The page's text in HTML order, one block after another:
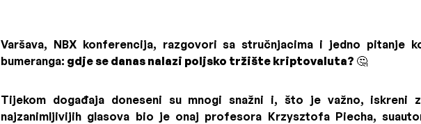
Varšava, NBX konferencija, razgovori sa stručnjacima i jedno pitanje
bumeranga: gdje se danas nalazi poljsko tržište kriptovaluta? 🤔
Tijekom događaja doneseni su mnogi snažni i, što je važno, iskreni
najzanimljivijih glasova bio je onaj profesora Krzysztofa Piecha,